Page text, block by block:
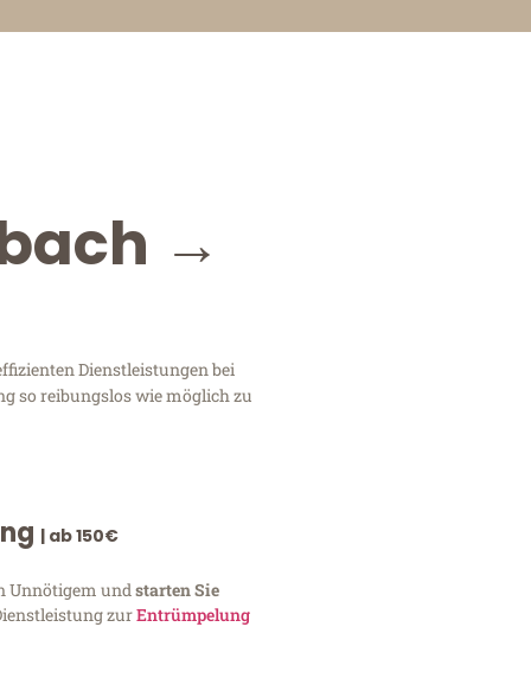
→
Dienstleistungen bei
so reibungslos wie möglich zu
| ab 150€
Unnötigem und starten Sie
zurEntrümpelung